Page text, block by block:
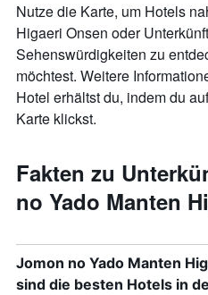
Nutze die Karte, um Hotels
Higaeri Onsen oder
Sehenswürdigkeiten zu
möchtest. Weitere
Hotel erhältst du, indem du
Karte klickst.
Fakten zu
no Yado Manten
Jomon no Yado Manten
sind die besten Hotels in